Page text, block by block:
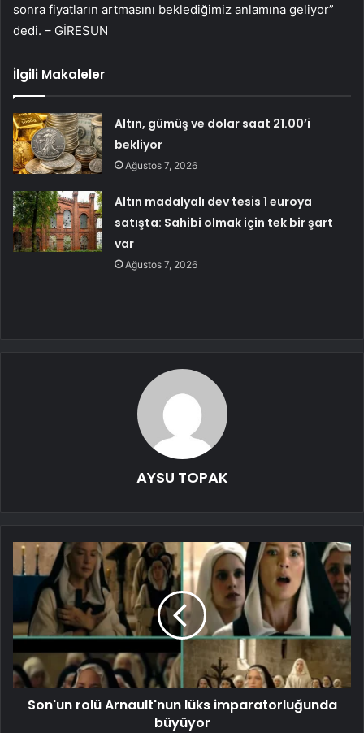
sonra fiyatların artmasını beklediğimiz anlamına geliyor”
dedi. – GİRESUN
İlgili Makaleler
Altın, gümüş ve dolar saat 21.00’i
bekliyor
Ağustos 7, 2026
Altın madalyalı dev tesis 1 euroya
satışta: Sahibi olmak için tek bir şart
var
Ağustos 7, 2026
AYSU TOPAK
Son'un rolü Arnault'nun lüks imparatorluğunda
büyüyor